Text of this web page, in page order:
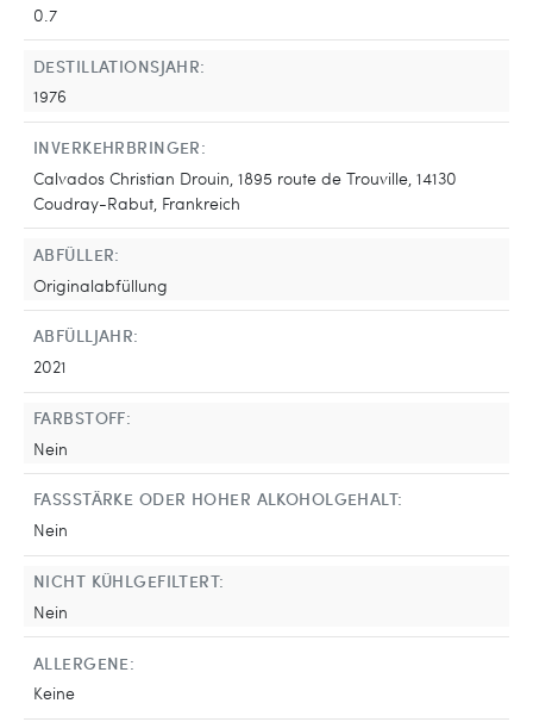
0.7
DESTILLATIONSJAHR:
1976
INVERKEHRBRINGER:
Calvados Christian Drouin, 1895 route de Trouville, 14130
Coudray-Rabut, Frankreich
ABFÜLLER:
Originalabfüllung
ABFÜLLJAHR:
2021
FARBSTOFF:
Nein
FASSSTÄRKE ODER HOHER ALKOHOLGEHALT:
Nein
NICHT KÜHLGEFILTERT:
Nein
ALLERGENE:
Keine